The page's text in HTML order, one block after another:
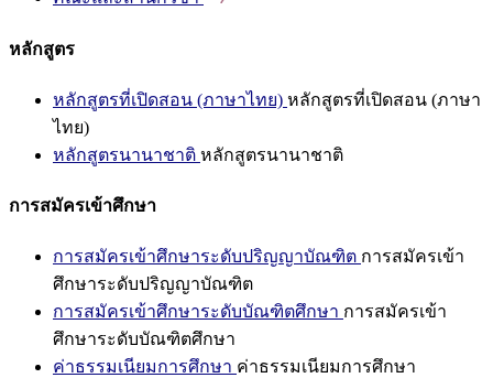
หลักสูตร
หลักสูตรที่เปิดสอน (ภาษาไทย) หลักสูตรที่เปิดสอน (ภาษา
ไทย)
หลักสูตรนานาชาติ หลักสูตรนานาชาติ
การสมัครเข้าศึกษา
การสมัครเข้าศึกษาระดับปริญญาบัณฑิต การสมัครเข้า
ศึกษาระดับปริญญาบัณฑิต
การสมัครเข้าศึกษาระดับบัณฑิตศึกษา การสมัครเข้า
ศึกษาระดับบัณฑิตศึกษา
ค่าธรรมเนียมการศึกษา ค่าธรรมเนียมการศึกษา